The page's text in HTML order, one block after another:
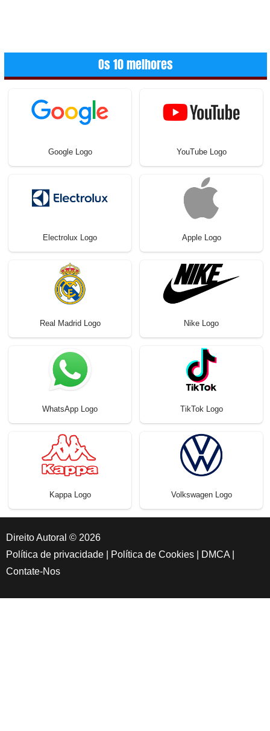
Os 10 melhores
Google Logo YouTube Logo
Electrolux Logo Apple Logo
Real Madrid Logo Nike Logo
WhatsApp Logo TikTok Logo
Kappa Logo Volkswagen Logo
Direito Autoral © 2026
Política de privacidade
Política de Cookies DMCA
Contate-Nos